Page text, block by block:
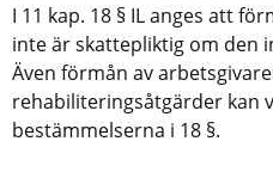
I 11 kap. 18 § IL anges att
inte är skattepliktig om den
Även förmån av
rehabiliteringsåtgärder kan
bestämmelserna i 18 §.